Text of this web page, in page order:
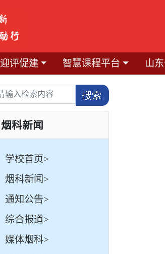
迎评促建 智慧课程平台 山
烟科新闻
学校首页>
烟科新闻>
通知公告>
综合报道>
媒体烟科>